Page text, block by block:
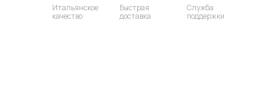
Итальянское
качество
Быстрая
доставка
Служба
поддержки